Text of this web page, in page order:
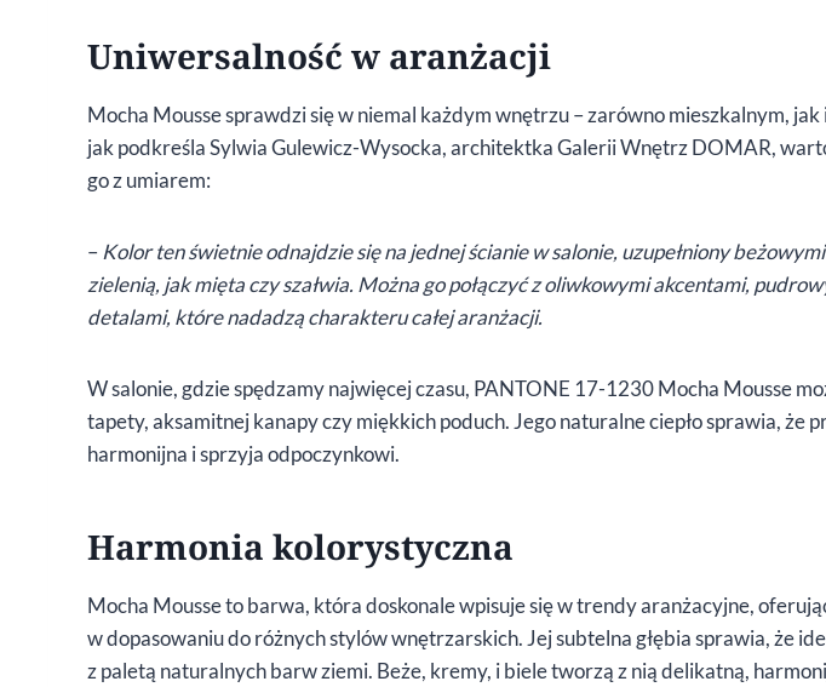
Uniwersalność w aranżacji
Mocha Mousse sprawdzi się w niemal każdym wnętrzu – zarówno mieszkalnym,
jak podkreśla Sylwia Gulewicz-Wysocka, architektka Galerii Wnętrz DOMAR,
go z umiarem:
–Kolor ten świetnie odnajdzie się na jednej ścianie w salonie, uzupełniony
zielenią, jak mięta czy szałwia. Można go połączyć z oliwkowymi akcentami,
detalami, które nadadzą charakteru całej aranżacji.
W salonie, gdzie spędzamy najwięcej czasu, PANTONE 17-1230 Mocha Mousse
tapety, aksamitnej kanapy czy miękkich poduch. Jego naturalne ciepło sprawia, że
harmonijna i sprzyja odpoczynkowi.
Harmonia kolorystyczna
Mocha Mousse to barwa, która doskonale wpisuje się w trendy aranżacyjne,
w dopasowaniu do różnych stylów wnętrzarskich. Jej subtelna głębia sprawia, że
z paletą naturalnych barw ziemi. Beże, kremy, i biele tworzą z nią delikatną,